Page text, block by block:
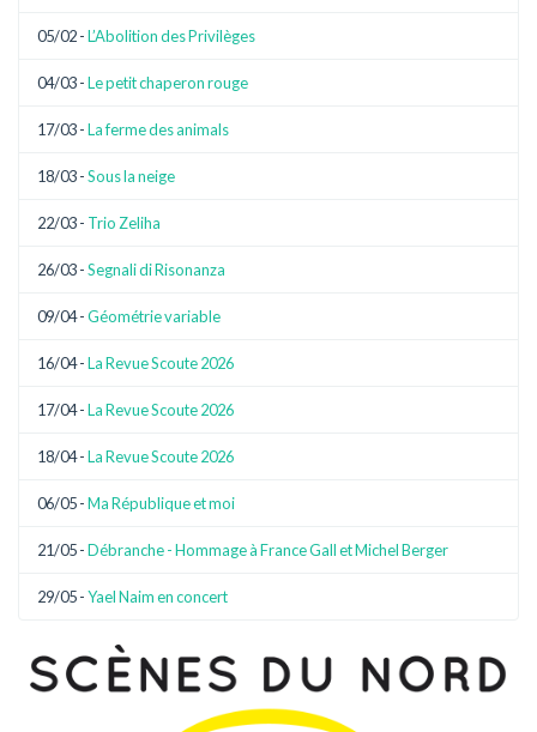
05/02 -L’Abolition des Privilèges
04/03 -Le petit chaperon rouge
17/03 -La ferme des animals
18/03 -Sous la neige
22/03 - Trio Zeliha
26/03 -Segnali di Risonanza
09/04 -Géométrie variable
16/04 -La Revue Scoute 2026
17/04 -La Revue Scoute 2026
18/04 -La Revue Scoute 2026
06/05 -Ma République et moi
21/05 -Débranche - Hommage à France Gall et Michel Berger
29/05 -Yael Naim en concert